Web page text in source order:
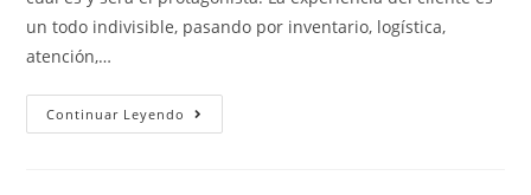
un todo indivisible, pasando por inventario, logística,
atención,…
Continuar Leyendo